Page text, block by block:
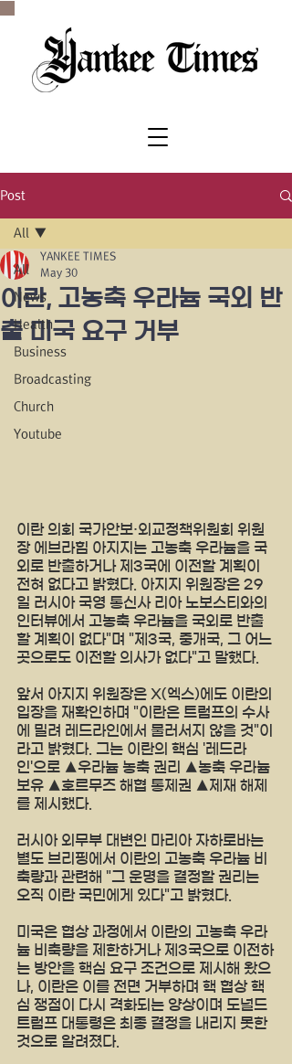
Post
All
News
Health
Business
Broadcasting
Church
Youtube
All
이란, 고농축 우라늄 국외 반
출 미국 요구 거부
YANKEE TIMES
May 30
이란 의회 국가안보·외교정책위원회 위원
장 에브라힘 아지지는 고농축 우라늄을 국
외로 반출하거나 제3국에 이전할 계획이
전혀 없다고 밝혔다. 아지지 위원장은 29
일 러시아 국영 통신사 리아 노보스티와의
인터뷰에서 고농축 우라늄을 국외로 반출
할 계획이 없다"며 "제3국, 중개국, 그 어느
곳으로도 이전할 의사가 없다"고 말했다.
앞서 아지지 위원장은 X(엑스)에도 이란의
입장을 재확인하며 "이란은 트럼프의 수사
에 밀려 레드라인에서 물러서지 않을 것"이
라고 밝혔다. 그는 이란의 핵심 '레드라
인'으로 ▲우라늄 농축 권리 ▲농축 우라늄
보유 ▲호르무즈 해협 통제권 ▲제재 해제
를 제시했다.
러시아 외무부 대변인 마리아 자하로바는
별도 브리핑에서 이란의 고농축 우라늄 비
축량과 관련해 "그 운명을 결정할 권리는
오직 이란 국민에게 있다"고 밝혔다.
미국은 협상 과정에서 이란의 고농축 우라
늄 비축량을 제한하거나 제3국으로 이전하
는 방안을 핵심 요구 조건으로 제시해 왔으
나, 이란은 이를 전면 거부하며 핵 협상 핵
심 쟁점이 다시 격화되는 양상이며 도널드
트럼프 대통령은 최종 결정을 내리지 못한
것으로 알려졌다.